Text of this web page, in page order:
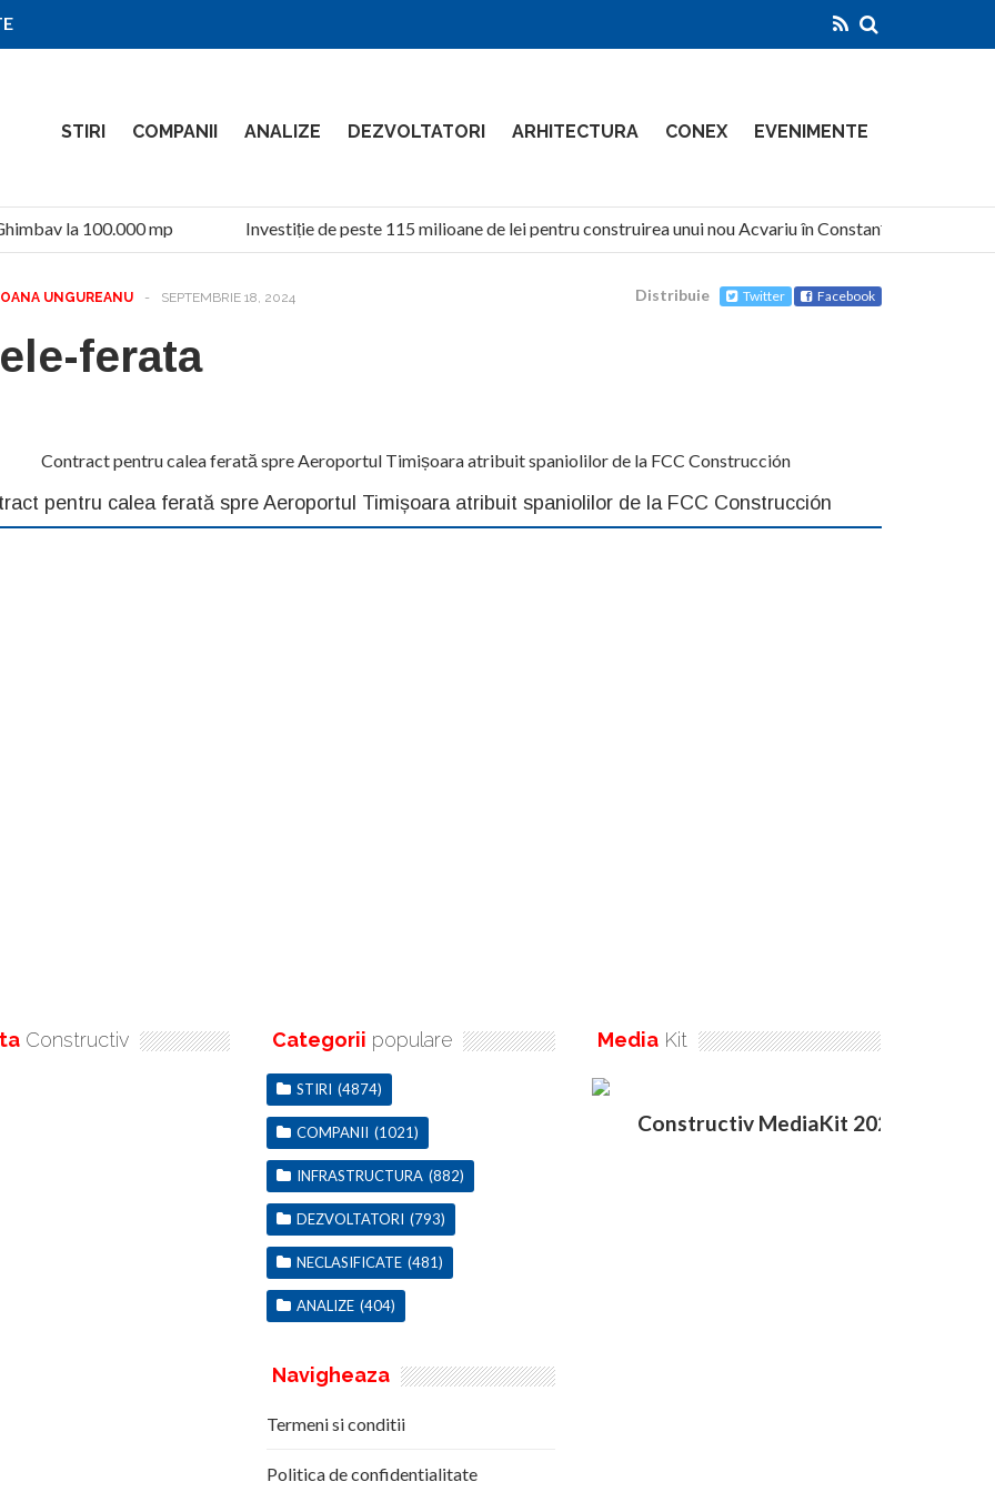
STIRI COMPANII ANALIZE DEZVOLTATORI ARHITECTURA CONEX EVENIMENTE
la 100.000 mp Investiție de peste 115 milioane de lei pentru construirea unui nou Acvariu în Constanța
OANA UNGUREANU - SEPTEMBRIE 18, 2024 Distribuie Twitter Facebook
ferata
Contract pentru calea ferată spre Aeroportul Timișoara atribuit spaniolilor de la FCC Construcción
pentru calea ferată spre Aeroportul Timișoara atribuit spaniolilor de la FCC Construcción
Constructiv Categorii populare
STIRI (4874)
COMPANII (1021)
INFRASTRUCTURA (882)
DEZVOLTATORI (793)
NECLASIFICATE (481)
ANALIZE (404)
Navigheaza
Termeni si conditii
Politica de confidentialitate
Media Kit
Constructiv MediaKit 2020